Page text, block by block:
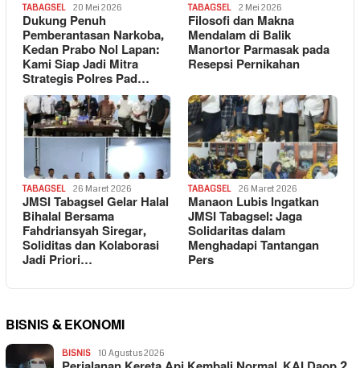
TABAGSEL 20 Mei 2026
Dukung Penuh
Pemberantasan Narkoba,
Kedan Prabo Nol Lapan:
Kami Siap Jadi Mitra
Strategis Polres Pad…
TABAGSEL 2 Mei 2026
Filosofi dan Makna
Mendalam di Balik
Manortor Parmasak pada
Resepsi Pernikahan
TABAGSEL 26 Maret 2026
JMSI Tabagsel Gelar Halal
Bihalal Bersama
Fahdriansyah Siregar,
Soliditas dan Kolaborasi
Jadi Priori…
TABAGSEL 26 Maret 2026
Manaon Lubis Ingatkan
JMSI Tabagsel: Jaga
Solidaritas dalam
Menghadapi Tantangan
Pers
BISNIS & EKONOMI
BISNIS 10 Agustus 2026